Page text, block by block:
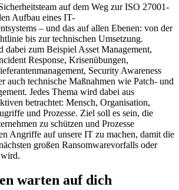
auf dem Weg zur ISO 27001-
Aufbau eines IT-
– und das auf allen Ebenen: von der
bis zur technischen Umsetzung.
dabei zum Beispiel Asset Management,
Response, Krisenübungen,
Security Awareness
auch technische Maßnahmen wie Patch- und
Jedes Thema wird dabei aus
betrachtet: Mensch, Organisation,
und Prozesse. Ziel soll es sein, die
zu schützen und Prozesse
Angriffe auf unsere IT zu machen, damit die
großen Ransomwarevorfalls oder
warten auf dich